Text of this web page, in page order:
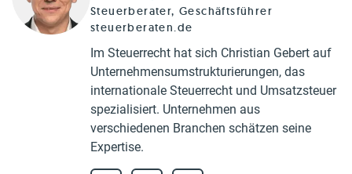
Steuerberater, Geschäftsführer
steuerberaten.de
Im Steuerrecht hat sich Christian Gebert auf
Unternehmensumstrukturierungen, das
internationale Steuerrecht und Umsatzsteuer
spezialisiert. Unternehmen aus
verschiedenen Branchen schätzen seine
Expertise.